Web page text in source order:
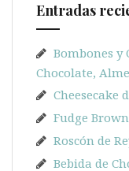
Entradas
Bombones y
Chocolate,
Cheesecake
Fudge
Roscón de
Bebida de